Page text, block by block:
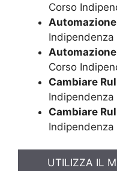
Corso
Indipendenza
Corso
Cambiare
Indipendenza
Cambiare
Indipendenza
UTILIZZA IL